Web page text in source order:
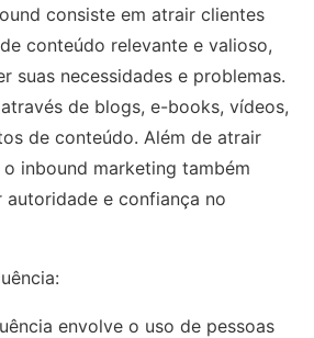
consiste em atrair clientes
conteúdo relevante e valioso,
suas necessidades e problemas.
de blogs, e-books, vídeos,
de conteúdo. Além de atrair
inbound marketing também
autoridade e confiança no
envolve o uso de pessoas